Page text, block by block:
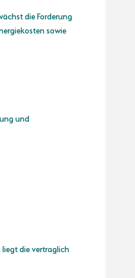
die Forderung
sowie
und
die vertraglich